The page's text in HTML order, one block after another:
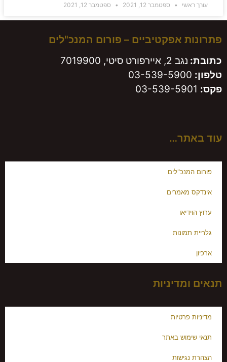
עורך ראשי ספטמבר 12, 2021 ספטמבר 12, 2021
פתרונות אפקטיביים – פורום המנכ"לים
כתובת: נגב 2, איירפורט סיטי, 7019900
טלפון: 03-539-5900
פקס:
עוד באתר…
פורום המנכ"לים
אינדקס מאמרים
ערוץ הוידיאו
גלריית תמונות
ארכיון
תנאים ומדיניות
מדיניות פרטיות
תנאי שימוש באתר
הצהרת נגישות